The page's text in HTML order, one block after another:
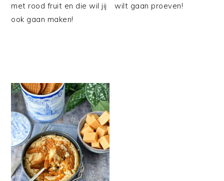
met rood fruit en die wil jij
ook gaan maken!
wilt gaan proeven!